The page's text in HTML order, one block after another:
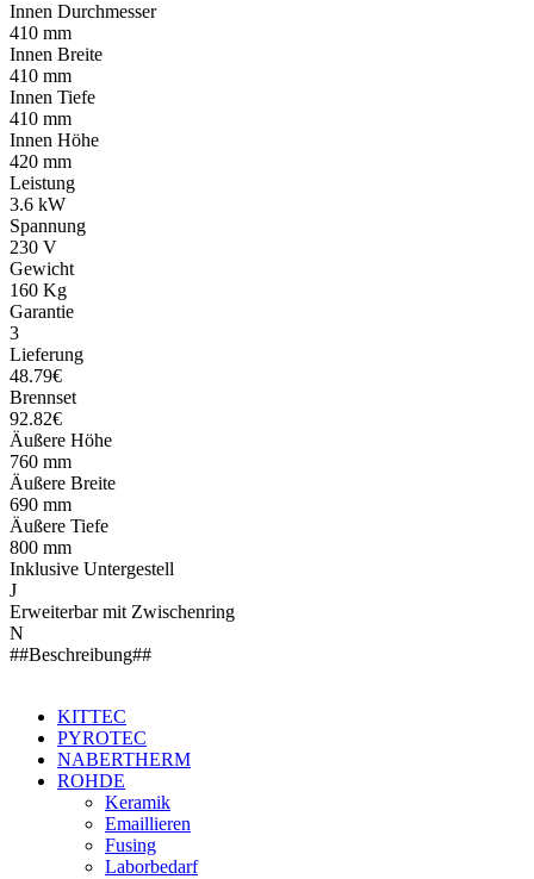
Innen Durchmesser
410 mm
Innen Breite
410 mm
Innen Tiefe
410 mm
Innen Höhe
420 mm
Leistung
3.6 kW
Spannung
230 V
Gewicht
160 Kg
Garantie
3
Lieferung
48.79€
Brennset
92.82€
Äußere Höhe
760 mm
Äußere Breite
690 mm
Äußere Tiefe
800 mm
Inklusive Untergestell
J
Erweiterbar mit Zwischenring
N
##Beschreibung##
KITTEC
PYROTEC
NABERTHERM
ROHDE
Keramik
Emaillieren
Fusing
Laborbedarf